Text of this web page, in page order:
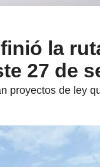
la
27 de
proyectos de ley